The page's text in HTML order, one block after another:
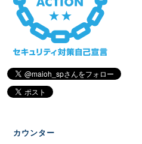
カウンター